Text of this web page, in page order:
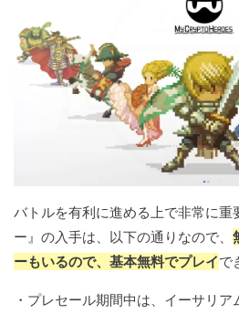
バトルを有利に進める上で非常に重
ー』の入手は、以下の通りなので、
ーもいるので、基本無料でプレイで
・プレセール期間中は、イーサリア